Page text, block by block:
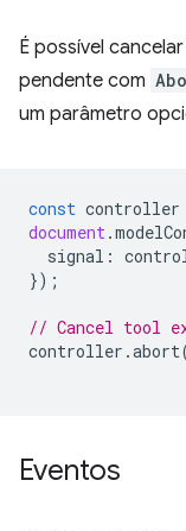
É possível
pendente com
um parâmetro
const controller
document.
signal :
});
// Cancel tool
controller .abort
Eventos